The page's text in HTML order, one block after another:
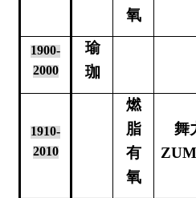
氧
1900-
2000
瑜
珈
1910-
2010
燃
脂
有
氧
舞